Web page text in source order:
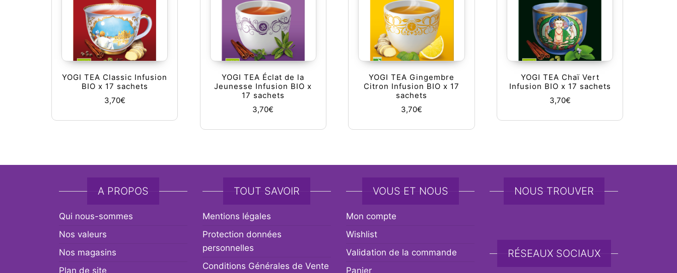
YOGI TEA Classic Infusion
BIO x 17 sachets
3,70€
YOGI TEA Éclat de la
Jeunesse Infusion BIO x
17 sachets
3,70€
YOGI TEA Gingembre
Citron Infusion BIO x 17
sachets
3,70€
YOGI TEA Chaï Vert
Infusion BIO x 17 sachets
3,70€
A PROPOS
Qui nous-sommes
Nos valeurs
Nos magasins
Plan de site
TOUT SAVOIR
Mentions légales
Protection données
personnelles
Conditions Générales de Vente
VOUS ET NOUS
Mon compte
Wishlist
Validation de la commande
Panier
NOUS TROUVER
RÉSEAUX SOCIAUX